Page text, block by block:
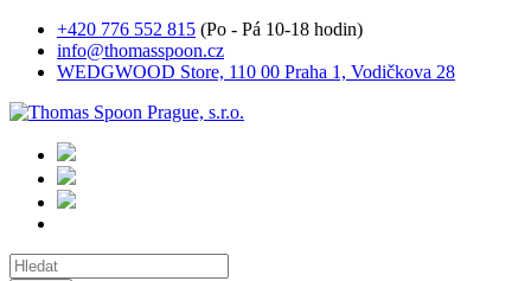
+420 776 552 815 (Po - Pá 10-18 hodin)
info@thomasspoon.cz
WEDGWOOD Store, 110 00 Praha 1, Vodičkova 28